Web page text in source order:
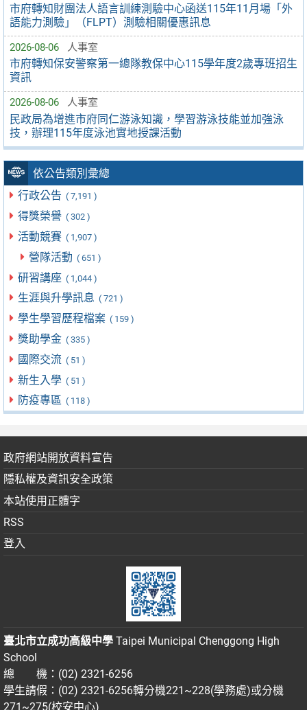
市府轉知財團法人語言訓練測驗中心函送115年11月場「外
語能力測驗」（FLPT）測驗相關優惠訊息
2026-08-06 人事室
市府轉知保安警察第一總隊教保中心115學年度2歲專班招生
資訊
2026-08-06 人事室
民政局為增進市府同仁游泳知識，學習游泳技能並加強泳
技，辦理115年度泳池實地授課活動
依公告類別彙總
行政公告 ( 7,191 )
得獎榮譽 ( 302 )
活動競賽 ( 1,907 )
營隊活動 ( 651 )
研習講座 ( 1,044 )
生涯與升學訊息 ( 721 )
學生學習歷程檔案 ( 159 )
獎助學金 ( 335 )
國際交流 ( 51 )
新生入學 ( 51 )
防疫專區 ( 118 )
政府網站開放資料宣告
隱私權及資訊安全政策
本站使用正體字
RSS
登入
臺北市立成功高級中學 Taipei Municipal Chenggong High
School
總 機：(02) 2321-6256
學生請假：(02) 2321-6256轉分機221~228(學務處)或分機
271~275(校安中心)